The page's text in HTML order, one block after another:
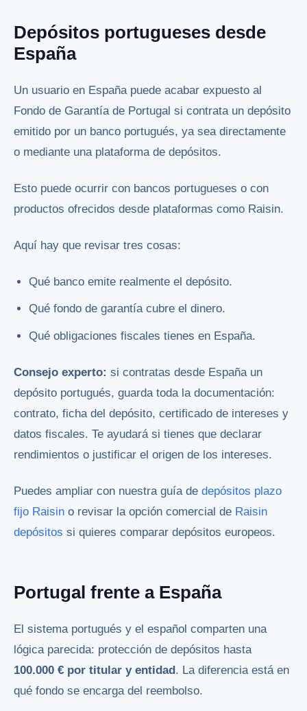
Depósitos portugueses desde
España
Un usuario en España puede acabar expuesto al
Fondo de Garantía de Portugal si contrata un depósito
emitido por un banco portugués, ya sea directamente
o mediante una plataforma de depósitos.
Esto puede ocurrir con bancos portugueses o con
productos ofrecidos desde plataformas como Raisin.
Aquí hay que revisar tres cosas:
Qué banco emite realmente el depósito.
Qué fondo de garantía cubre el dinero.
Qué obligaciones fiscales tienes en España.
Consejo experto: si contratas desde España un
depósito portugués, guarda toda la documentación:
contrato, ficha del depósito, certificado de intereses y
datos fiscales. Te ayudará si tienes que declarar
rendimientos o justificar el origen de los intereses.
Puedes ampliar con nuestra guía de depósitos plazo
fijo Raisin o revisar la opción comercial de Raisin
depósitos si quieres comparar depósitos europeos.
Portugal frente a España
El sistema portugués y el español comparten una
lógica parecida: protección de depósitos hasta
100.000 € por titular y entidad . La diferencia está en
qué fondo se encarga del reembolso.